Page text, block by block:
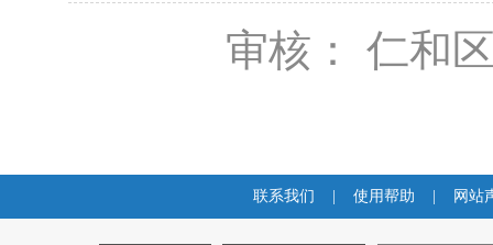
审核： 仁和
联系我们 使用帮助 网站